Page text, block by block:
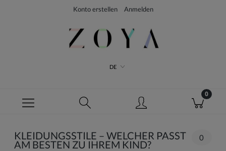
Konto erstellen Anmelden
DE
KLEIDUNGSSTILE – WELCHER PASST
AM BESTEN ZU IHREM KIND?
0